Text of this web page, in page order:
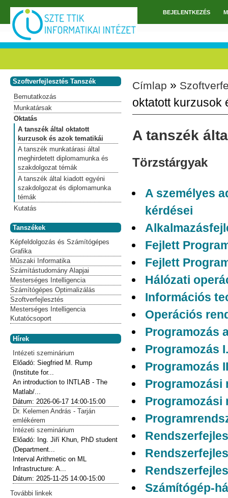
Ugrás a tartalomra
FőmenüBEJELENTKEZÉS
Jelenlegi hely
Címlap »
oktatott kurzusok
A tanszék
Törzstárgyak
A személyes
kérdései
Fejlett
Fejlett
Hálózati
Információs
Operációs
Programozás
Programozás I.
Programozás
Programozási
Programozási
Számítógép-
Szoftverfejlesztés Tanszék
Bemutatkozás
Munkatársak
Oktatás
A tanszék által oktatott
kurzusok és azok tematikái
A tanszék munkatárasi által
meghirdetett diplomamunka és
szakdolgozat témák
A tanszék által kiadott egyéni
szakdolgozat és diplomamunka
témák
Kutatás
Tanszékek
Képfeldolgozás és Számítógépes
Grafika
Műszaki Informatika
Számítástudomány Alapjai
Mesterséges Intelligencia
Számítógépes Optimalizálás
Szoftverfejlesztés
Mesterséges Intelligencia
Kutatócsoport
Hírek
Intézeti szeminárium
Előadó:Siegfried M. Rump
(Institute for...
An introduction to INTLAB - The
Matlab/...
Dátum:2026-06-17 14:00-15:00
Dr. Kelemen András - Tarján
emlékérem
Intézeti szeminárium
Előadó: Ing. Jiří Khun, PhD student
(Department...
Interval Arithmetic on ML
Infrastructure: A...
Dátum:2025-11-25 14:00-15:00
További linkek